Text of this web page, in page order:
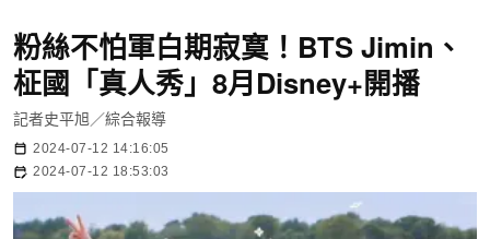
粉絲不怕軍白期寂寞！BTS Jimin、
柾國「真人秀」8月Disney+開播
記者史平旭／綜合報導
2024-07-12 14:16:05
2024-07-12 18:53:03